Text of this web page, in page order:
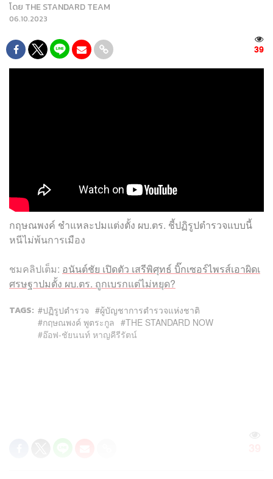
โดย THE STANDARD TEAM
06.10.2023
39
กฤษณพงค์ ชำแหละปมแต่งตั้ง ผบ.ตร. ชี้ปฏิรูปตำรวจแบบนี้
หนีไม่พ้นการเมือง
ชมคลิปเต็ม: อนันต์ชัย เปิดตัว เสรีพิศุทธ์ บิ๊กเซอร์ไพรส์เอาผิดเ
ศรษฐาปมตั้ง ผบ.ตร. ถูกเบรกแต่ไม่หยุด?
TAGS: ปฏิรูปตำรวจ
ผู้บัญชาการตำรวจแห่งชาติ
กฤษณพงค์ พูตระกูล
THE STANDARD NOW
อ๊อฟ-ชัยนนท์ หาญคีรีรัตน์